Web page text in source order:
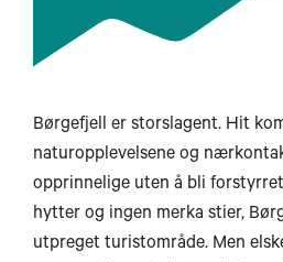
Børgefjell er storslagent. Hit
naturopplevelsene og
opprinnelige uten å bli
hytter og ingen merka stier,
utpreget turistområde. Men